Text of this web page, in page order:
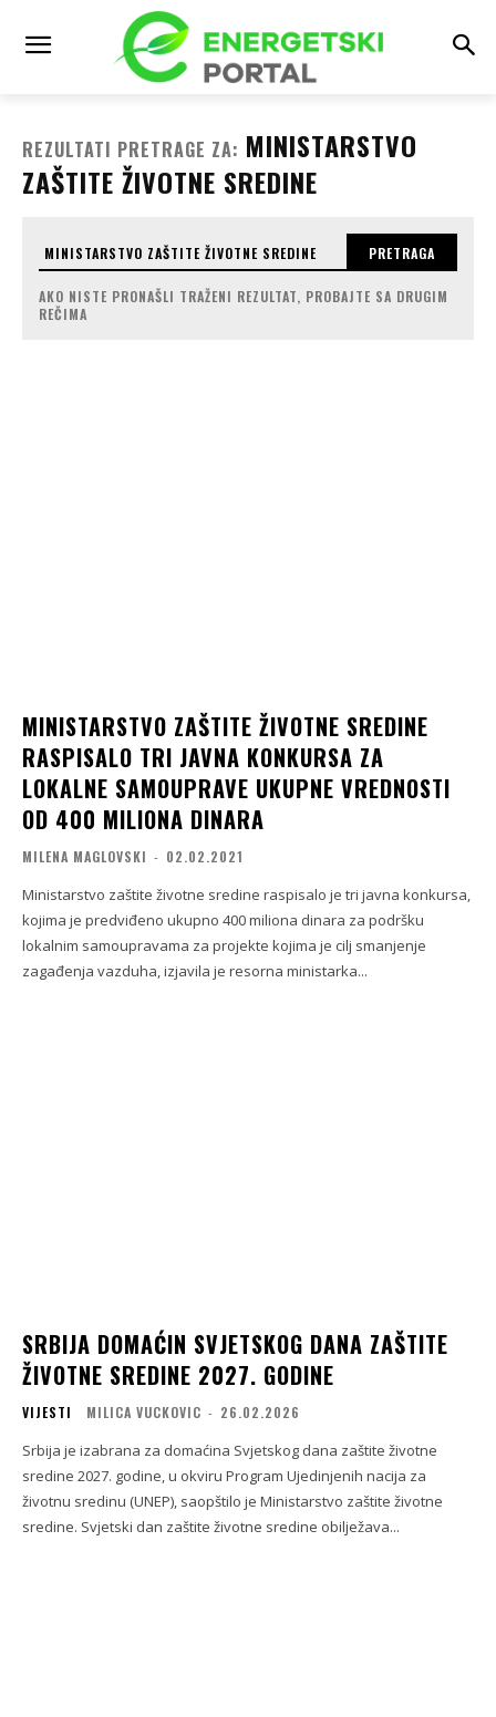
REZULTATI PRETRAGE ZA: MINISTARSTVO
ZAŠTITE ŽIVOTNE SREDINE
PRETRAGA
AKO NISTE PRONAŠLI TRAŽENI REZULTAT, PROBAJTE SA DRUGIM
REČIMA
MINISTARSTVO ZAŠTITE ŽIVOTNE SREDINE
RASPISALO TRI JAVNA KONKURSA ZA
LOKALNE SAMOUPRAVE UKUPNE VREDNOSTI
OD 400 MILIONA DINARA
MILENA MAGLOVSKI - 02.02.2021
Ministarstvo zaštite životne sredine raspisalo je tri javna konkursa,
kojima je predviđeno ukupno 400 miliona dinara za podršku
lokalnim samoupravama za projekte kojima je cilj smanjenje
zagađenja vazduha, izjavila je resorna ministarka...
SRBIJA DOMAĆIN SVJETSKOG DANA ZAŠTITE
ŽIVOTNE SREDINE 2027. GODINE
VIJESTI MILICA VUCKOVIC - 26.02.2026
Srbija je izabrana za domaćina Svjetskog dana zaštite životne
sredine 2027. godine, u okviru Program Ujedinjenih nacija za
životnu sredinu (UNEP), saopštilo je Ministarstvo zaštite životne
sredine. Svjetski dan zaštite životne sredine obilježava...